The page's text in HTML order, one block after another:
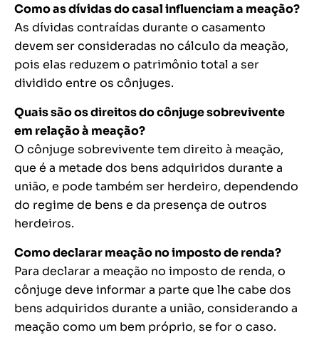
Como as dívidas do casal influenciam a meação?
As dívidas contraídas durante o casamento
devem ser consideradas no cálculo da meação,
pois elas reduzem o patrimônio total a ser
dividido entre os cônjuges.
Quais são os direitos do cônjuge sobrevivente
em relação à meação?
O cônjuge sobrevivente tem direito à meação,
que é a metade dos bens adquiridos durante a
união, e pode também ser herdeiro, dependendo
do regime de bens e da presença de outros
herdeiros.
Como declarar meação no imposto de renda?
Para declarar a meação no imposto de renda, o
cônjuge deve informar a parte que lhe cabe dos
bens adquiridos durante a união, considerando a
meação como um bem próprio, se for o caso.